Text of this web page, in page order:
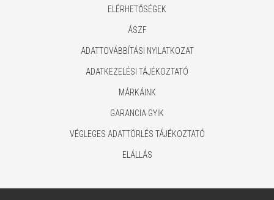
ELÉRHETŐSÉGEK
ÁSZF
ADATTOVÁBBÍTÁSI NYILATKOZAT
ADATKEZELÉSI TÁJÉKOZTATÓ
MÁRKÁINK
GARANCIA GYIK
VÉGLEGES ADATTÖRLÉS TÁJÉKOZTATÓ
ELÁLLÁS